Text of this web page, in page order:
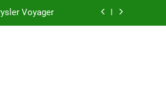
d’occasion
en 2025 ?
Voyager